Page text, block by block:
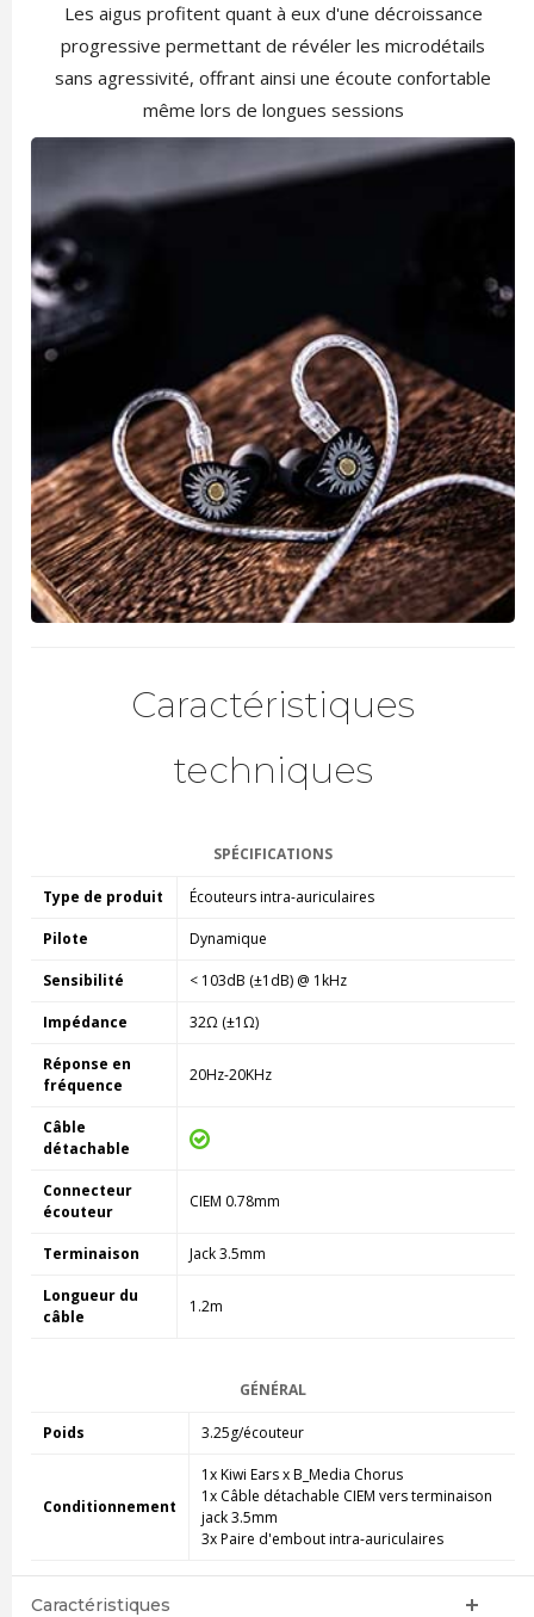
Les aigus profitent quant à eux d'une décroissance
progressive permettant de révéler les microdétails
sans agressivité, offrant ainsi une écoute confortable
même lors de longues sessions
Caractéristiques
techniques
SPÉCIFICATIONS
Type de produit Écouteurs intra-auriculaires
Pilote Dynamique
Sensibilité < 103dB (±1dB) @ 1kHz
Impédance 32Ω (±1Ω)
Réponse en
fréquence
20Hz-20KHz
Câble
détachable
Connecteur
écouteur
CIEM 0.78mm
Terminaison Jack 3.5mm
Longueur du
câble
1.2m
GÉNÉRAL
Poids 3.25g/écouteur
Conditionnement
1x Kiwi Ears x B_Media Chorus
1x Câble détachable CIEM vers terminaison
jack 3.5mm
3x Paire d'embout intra-auriculaires
Caractéristiques